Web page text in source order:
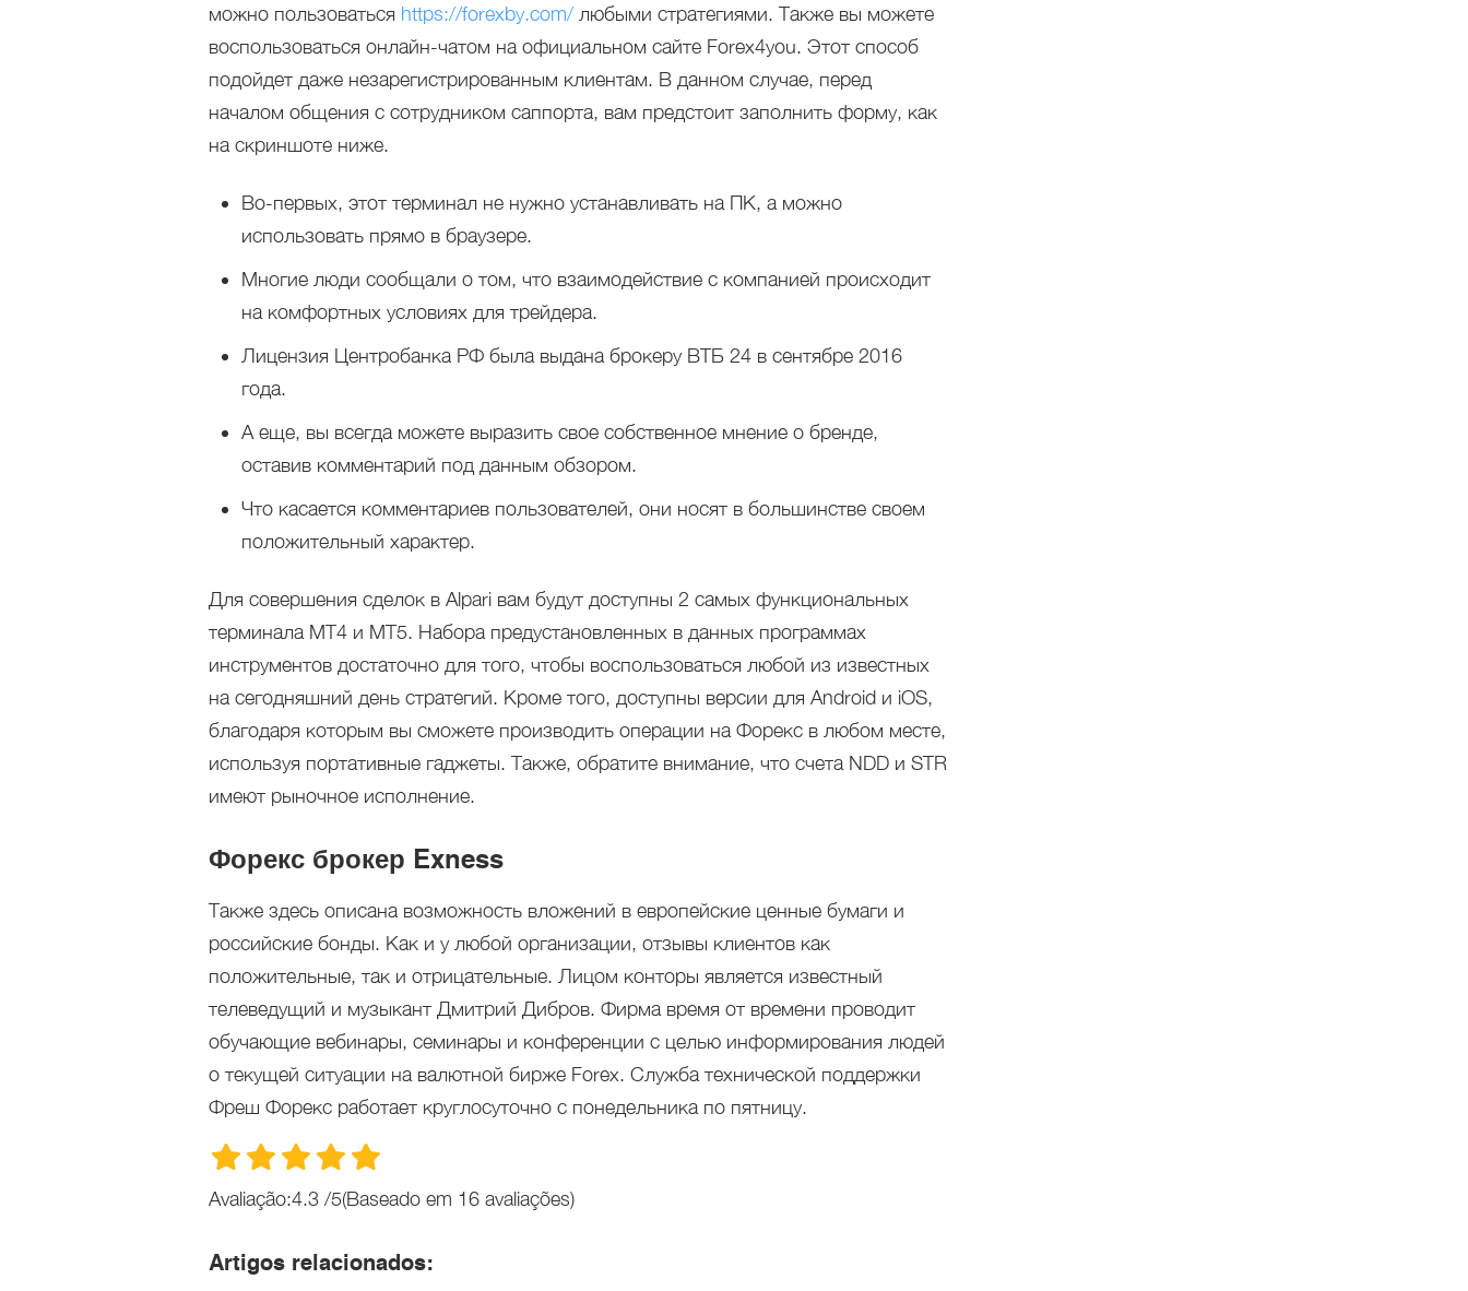
можно пользоваться https://forexby.com/ любыми стратегиями. Также вы можете
воспользоваться онлайн-чатом на официальном сайте Forex4you. Этот способ
подойдет даже незарегистрированным клиентам. В данном случае, перед
началом общения с сотрудником саппорта, вам предстоит заполнить форму, как
на скриншоте ниже.
Во-первых, этот терминал не нужно устанавливать на ПК, а можно
использовать прямо в браузере.
Многие люди сообщали о том, что взаимодействие с компанией происходит
на комфортных условиях для трейдера.
Лицензия Центробанка РФ была выдана брокеру ВТБ 24 в сентябре 2016
года.
А еще, вы всегда можете выразить свое собственное мнение о бренде,
оставив комментарий под данным обзором.
Что касается комментариев пользователей, они носят в большинстве своем
положительный характер.
Для совершения сделок в Alpari вам будут доступны 2 самых функциональных
терминала МТ4 и МТ5. Набора предустановленных в данных программах
инструментов достаточно для того, чтобы воспользоваться любой из известных
на сегодняшний день стратегий. Кроме того, доступны версии для Android и iOS,
благодаря которым вы сможете производить операции на Форекс в любом месте,
используя портативные гаджеты. Также, обратите внимание, что счета NDD и STR
имеют рыночное исполнение.
Форекс брокер Exness
Также здесь описана возможность вложений в европейские ценные бумаги и
российские бонды. Как и у любой организации, отзывы клиентов как
положительные, так и отрицательные. Лицом конторы является известный
телеведущий и музыкант Дмитрий Дибров. Фирма время от времени проводит
обучающие вебинары, семинары и конференции с целью информирования людей
о текущей ситуации на валютной бирже Forex. Служба технической поддержки
Фреш Форекс работает круглосуточно с понедельника по пятницу.
Avaliação:4.3 /5(Baseado em 16 avaliações)
Artigos relacionados: